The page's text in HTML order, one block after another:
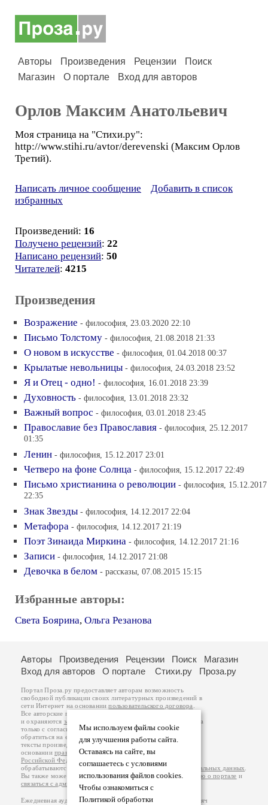
Авторы Произведения Рецензии
Поиск
Магазин
О портале Вход для авторов
Орлов Максим Анатольевич
Моя страница на "Стихи.ру":
http://www.stihi.ru/avtor/derevenski (Максим Орлов
Третий).
Написать личное сообщение
Добавить в список
избранных
Произведений: 16
Получено рецензий: 22
Написано рецензий: 50
Читателей: 4215
Произведения
Возражение - философия, 23.03.2020 22:10
Письмо Толстому - философия, 21.08.2018 21:33
О новом в искусстве - философия, 01.04.2018 00:37
Крылатые невольницы - философия, 24.03.2018 23:52
Я и Отец - одно! - философия, 16.01.2018 23:39
Духовность - философия, 13.01.2018 23:32
Важный вопрос - философия, 03.01.2018 23:45
Православие без Православия - философия, 25.12.2017
01:35
Ленин - философия, 15.12.2017 23:01
Четверо на фоне Солнца - философия, 15.12.2017 22:49
Письмо христианина о революции - философия, 15.12.2017
22:35
Знак Звезды - философия, 14.12.2017 22:04
Метафора - философия, 14.12.2017 21:19
Поэт Зинаида Миркина - философия, 14.12.2017 21:16
Записи - философия, 14.12.2017 21:08
Девочка в белом - рассказы, 07.08.2015 15:15
Избранные авторы:
Света Боярина, Ольга Резанова
Мы используем файлы cookie
для улучшения работы сайта.
Оставаясь на сайте, вы
соглашаетесь с условиями
использования файлов cookies.
Чтобы ознакомиться с
Политикой обработки
Авторы Произведения Рецензии Поиск
Магазин
Вход для авторов
О портале Стихи.ру Проза.ру
Портал Проза.ру предоставляет авторам возможность
свободной публикации своих литературных произведений в
сети Интернет на основаниипользовательского договора
Все авторские права на произведения принадлежат авторам
и охраняются законом
. Перепечатка произведений возможна
только с согласия его автора, к которому вы можете
обратиться на его авторской странице. Ответственность за
тексты произведений авторы несут самостоятельно на
основанииправил публикацииизаконодательства
Российской Федерации
обрабатываются на основанииПолитики обработки персональных данных
Вы также можете посмотреть более подробнуюинформацию о портале и
связаться с администрацией
Ежедневная аудитория портала Проза.ру – порядка 100 тысяч